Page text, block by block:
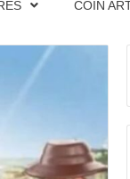
PAR ANNÉE,
COIN